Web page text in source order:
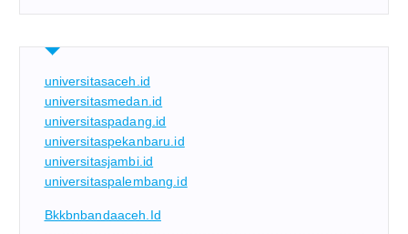
universitasaceh.id
universitasmedan.id
universitaspadang.id
universitaspekanbaru.id
universitasjambi.id
universitaspalembang.id
Bkkbnbandaaceh.id